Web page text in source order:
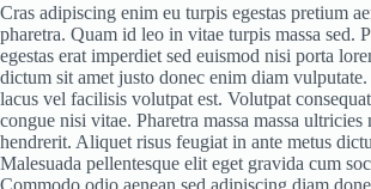
Cras adipiscing enim eu turpis egestas pretium
pharetra. Quam id leo in vitae turpis massa sed.
egestas erat imperdiet sed euismod nisi porta
dictum sit amet justo donec enim diam
lacus vel facilisis volutpat est. Volutpat
congue nisi vitae. Pharetra massa massa ultricies
hendrerit. Aliquet risus feugiat in ante metus
Malesuada pellentesque elit eget gravida cum
Commodo odio aenean sed adipiscing diam